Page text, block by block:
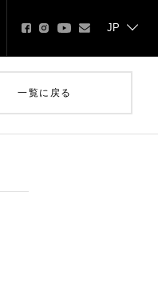
一覧に戻る